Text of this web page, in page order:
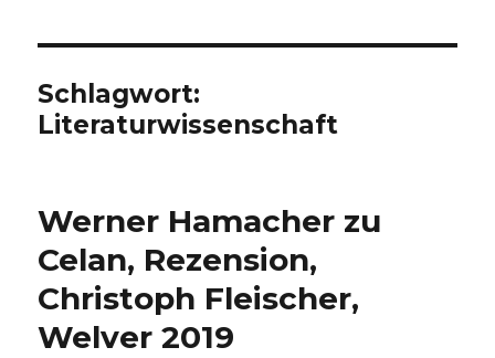
Schlagwort:
Literaturwissenschaft
Werner Hamacher zu
Celan, Rezension,
Christoph Fleischer,
Welver 2019